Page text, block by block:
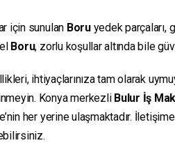
için sunulan Boruyedek parçaları,
Boru, zorlu koşullar altında bile
ihtiyaçlarınıza tam olarak
Konya merkezli Bulur İş
her yerine ulaşmaktadır.